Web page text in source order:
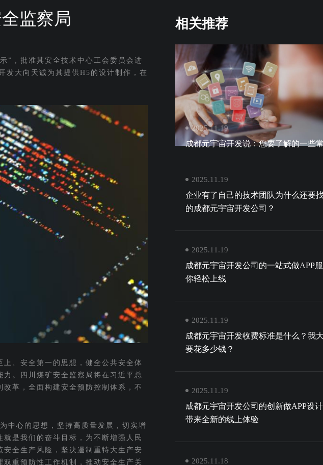
监察局
”，批准其安全技术中心工会委员会进
发大向天诚为其提供H5的设计制作，在
、安全第一的思想，健全公共安全体
。四川煤矿安全监察局将在习近平总
革，全面构建安全预防控制体系，不
中心的思想，坚持高质量发展，切实增
是我们的奋斗目标，为不断增强人民
全生产风险，坚决遏制重特大生产安
重预防性工作机制，推动安全生产关
相关推荐
2025.11.19
成都元宇宙开发说：您要了解的一些
2025.11.19
企业有了自己的技术团队为什么还要
的成都元宇宙开发公司？
2025.11.19
成都元宇宙开发公司的一站式做APP
你轻松上线
2025.11.19
成都元宇宙开发收费标准是什么？我
要花多少钱？
2025.11.19
成都元宇宙开发公司的创新做APP设
带来全新的线上体验
2025.11.18